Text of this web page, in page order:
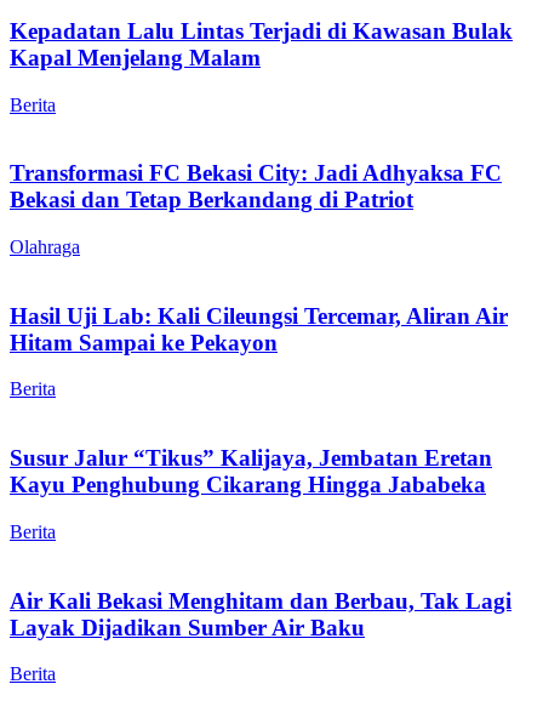
Kepadatan Lalu Lintas Terjadi di Kawasan Bulak
Kapal Menjelang Malam
Berita
Transformasi FC Bekasi City: Jadi Adhyaksa FC
Bekasi dan Tetap Berkandang di Patriot
Olahraga
Hasil Uji Lab: Kali Cileungsi Tercemar, Aliran Air
Hitam Sampai ke Pekayon
Berita
Susur Jalur “Tikus” Kalijaya, Jembatan Eretan
Kayu Penghubung Cikarang Hingga Jababeka
Berita
Air Kali Bekasi Menghitam dan Berbau, Tak Lagi
Layak Dijadikan Sumber Air Baku
Berita